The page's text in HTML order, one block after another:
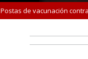
Postas de vacunación